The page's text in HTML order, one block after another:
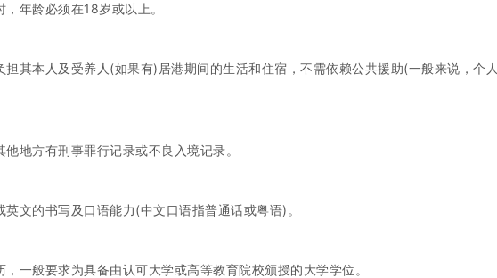
年龄必须在18岁或以上。
其本人及受养人(如果有)居港期间的生活和住宿，不需依赖公共援助(一般来说，个人
地方有刑事罪行记录或不良入境记录。
文的书写及口语能力(中文口语指普通话或粤语)。
一般要求为具备由认可大学或高等教育院校颁授的大学学位。